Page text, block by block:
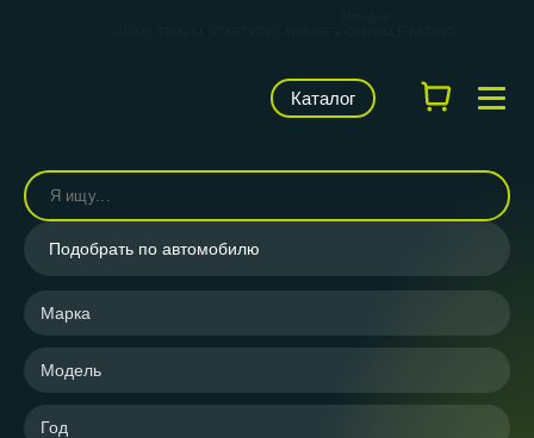
Каталог
Подобрать по автомобилю
Марка
Модель
Год